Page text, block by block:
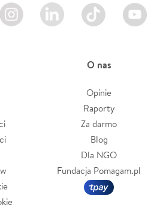
Instagram LinkedIn TikTok Youtube
O nas
Opinie
Raporty
Za darmo
Blog
Dla NGO
Fundacja Pomagam.pl